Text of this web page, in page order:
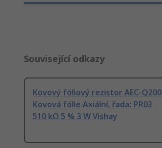
Související odkazy
Kovový fóliový rezistor AEC-Q200
Kovová fólie Axiální, řada: PR03
510 kΩ 5 % 3 W Vishay